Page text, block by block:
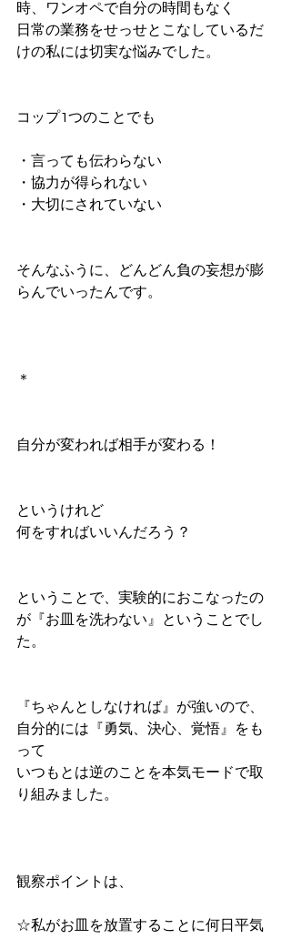
時、ワンオペで自分の時間もなく
日常の業務をせっせとこなしているだ
けの私には切実な悩みでした。
コップ1つのことでも
・言っても伝わらない
・協力が得られない
・大切にされていない
そんなふうに、どんどん負の妄想が膨
らんでいったんです。
＊
自分が変われば相手が変わる！
というけれど
何をすればいいんだろう？
ということで、実験的におこなったの
が『お皿を洗わない』ということでし
た。
『ちゃんとしなければ』が強いので、
自分的には『勇気、決心、覚悟』をも
って
いつもとは逆のことを本気モードで取
り組みました。
観察ポイントは、
☆私がお皿を放置することに何日平気